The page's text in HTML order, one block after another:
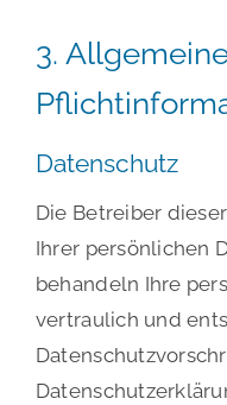
3.
Datenschutz
Die Betreiber
Ihrer persönlichen
behandeln Ihre
vertraulich und